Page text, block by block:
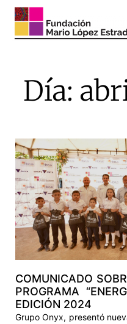
Día:
COMUNICADO
PROGRAMA
EDICIÓN 2024
Grupo Onyx, presentó